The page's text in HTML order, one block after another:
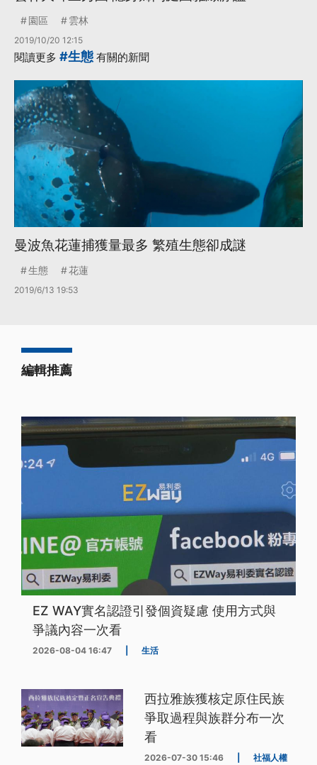
園區 雲林
2019/10/20 12:15
閱讀更多 #生態 有關的新聞
曼波魚花蓮捕獲量最多 繁殖生態卻成謎
生態 花蓮
2019/6/13 19:53
編輯推薦
EZ WAY實名認證引發個資疑慮 使用方式與
爭議內容一次看
2026-08-04 16:47 生活
西拉雅族獲核定原住民族
爭取過程與族群分布一次
看
2026-07-30 15:46 社福人權